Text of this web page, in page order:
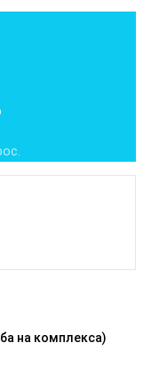
на комплекса)